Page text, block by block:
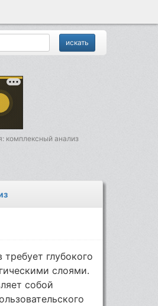
комплексный анализ
глубокого
слоями.
собой